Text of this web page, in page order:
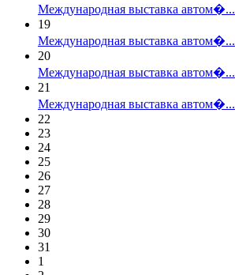
Международная выставка автом�...
19
Международная выставка автом�...
20
Международная выставка автом�...
21
Международная выставка автом�...
22
23
24
25
26
27
28
29
30
31
1